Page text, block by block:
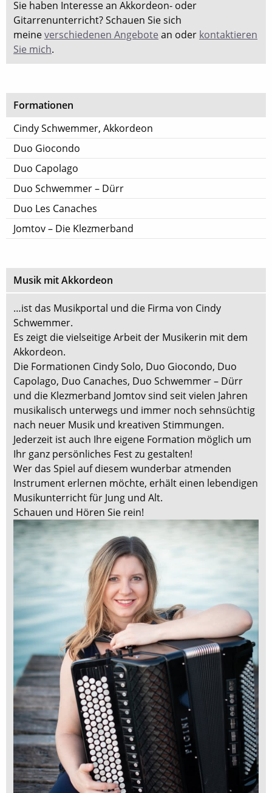
Sie haben Interesse an Akkordeon- oder
Gitarrenunterricht? Schauen Sie sich
meineverschiedenen Angebote an oder kontaktieren
Sie mich.
Formationen
Cindy Schwemmer, Akkordeon
Duo Giocondo
Duo Capolago
Duo Schwemmer – Dürr
Duo Les Canaches
Jomtov – Die Klezmerband
Musik mit Akkordeon
…ist das Musikportal und die Firma von Cindy
Schwemmer.
Es zeigt die vielseitige Arbeit der Musikerin mit dem
Akkordeon.
Die Formationen Cindy Solo, Duo Giocondo, Duo
Capolago, Duo Canaches, Duo Schwemmer – Dürr
und die Klezmerband Jomtov sind seit vielen Jahren
musikalisch unterwegs und immer noch sehnsüchtig
nach neuer Musik und kreativen Stimmungen.
Jederzeit ist auch Ihre eigene Formation möglich um
Ihr ganz persönliches Fest zu gestalten!
Wer das Spiel auf diesem wunderbar atmenden
Instrument erlernen möchte, erhält einen lebendigen
Musikunterricht für Jung und Alt.
Schauen und Hören Sie rein!